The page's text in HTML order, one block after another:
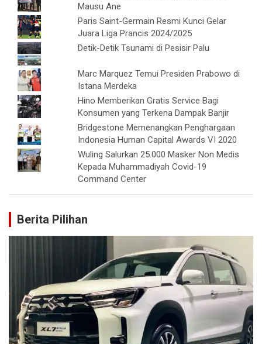
Mausu Ane
Paris Saint-Germain Resmi Kunci Gelar
Juara Liga Prancis 2024/2025
Detik-Detik Tsunami di Pesisir Palu
Marc Marquez Temui Presiden Prabowo di
Istana Merdeka
Hino Memberikan Gratis Service Bagi
Konsumen yang Terkena Dampak Banjir
Bridgestone Memenangkan Penghargaan
Indonesia Human Capital Awards VI 2020
Wuling Salurkan 25.000 Masker Non Medis
Kepada Muhammadiyah Covid-19
Command Center
Berita Pilihan